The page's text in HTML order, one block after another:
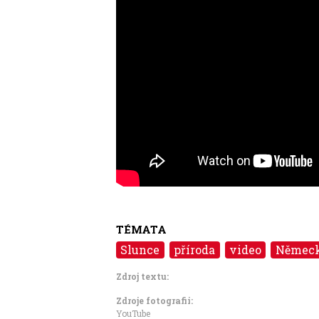
TÉMATA
Slunce příroda video
Zdroj textu:
Zdroje fotografii:
YouTube